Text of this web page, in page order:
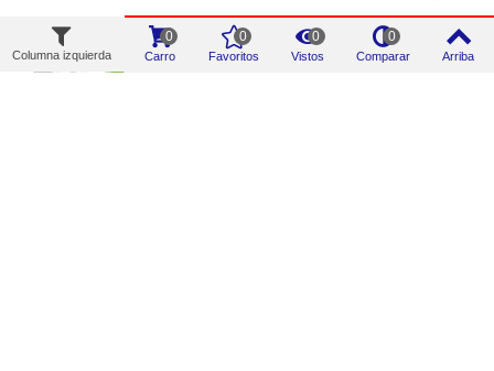
Columna izquierda Carro
0
Favoritos
0
Vistos
0
Comparar
0
Arriba